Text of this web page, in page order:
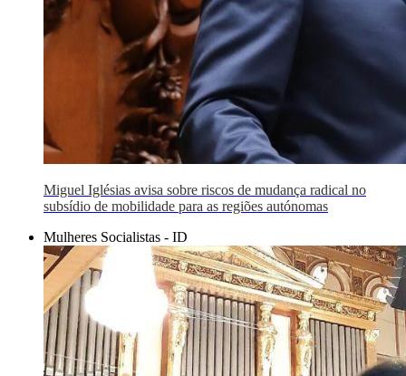
Miguel Iglésias avisa sobre riscos de mudança radical no
subsídio de mobilidade para as regiões autónomas
Mulheres Socialistas - ID